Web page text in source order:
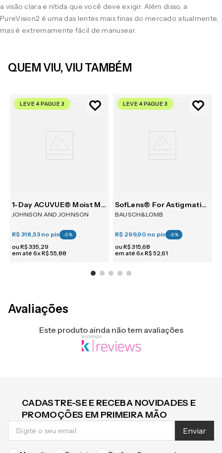
a visão clara e nítida que você deve exigir. Além disso, a
PureVision2 é uma das lentes mais finas do mercado atualmente,
mas é extremamente fácil de manusear.
QUEM VIU, VIU TAMBÉM
LEVE 4 PAGUE 3
1-Day ACUVUE® Moist Multifocal 30
JOHNSON AND JOHNSON
R$ 318,53 no pix -5%
ou R$ 335,29
em até 6xR$ 55,88
LEVE 4 PAGUE 3
SofLens® For Astigmatism 6
BAUSCH&LOMB
R$ 299,90 no pix -5%
ou R$ 315,68
em até 6xR$ 52,61
Avaliações
Este produto ainda não tem avaliações
CADASTRE-SE E RECEBA NOVIDADES E
PROMOÇÕES EM PRIMEIRA MÃO
Enviar